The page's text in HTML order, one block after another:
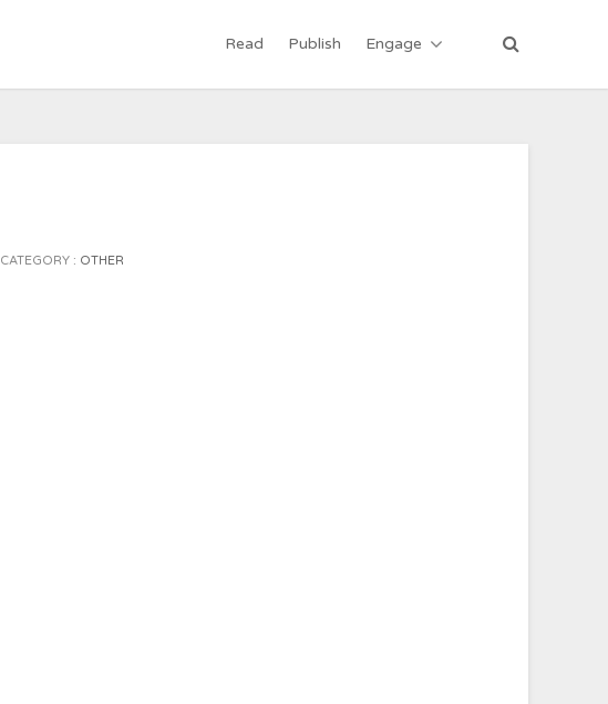
Read Publish Engage
CATEGORY : OTHER